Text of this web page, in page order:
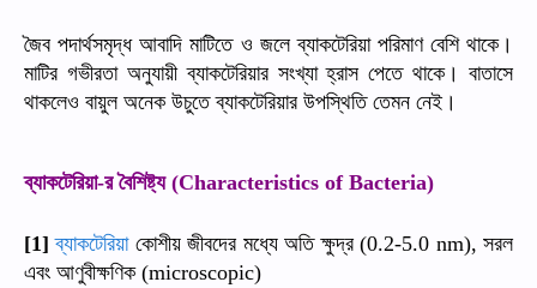
জৈব পদার্থসমৃদ্ধ আবাদি মাটিতে ও জলে ব্যাকটেরিয়া পরিমাণ বেশি থাকে।
মাটির গভীরতা অনুযায়ী ব্যাকটেরিয়ার সংখ্যা হ্রাস পেতে থাকে। বাতাসে
থাকলেও বায়ুল অনেক উচুতে ব্যাকটেরিয়ার উপস্থিতি তেমন নেই।
ব্যাকটেরিয়া-র বৈশিষ্ট্য(Characteristics of Bacteria)
[1]ব্যাকটেরিয়া কোশীয় জীবদের মধ্যে অতি ক্ষুদ্র(0.2-5.0 nm),সরল
এবং আণুবীক্ষণিক(microscopic)